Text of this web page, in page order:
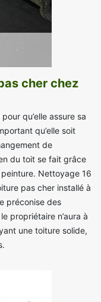
cher chez
qu’elle assure sa
qu’elle soit
de
du toit se fait grâce
Nettoyage 16
pas cher installé à
préconise des
propriétaire n’aura à
une toiture solide,